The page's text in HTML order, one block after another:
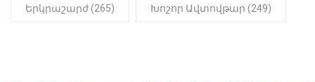
Երկրաշարժ (265) Խոշոր Ավտովթար (249)